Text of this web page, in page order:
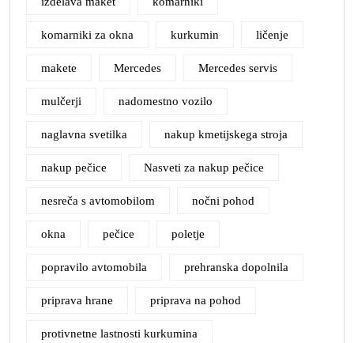
komarniki za okna kurkumin ličenje
makete Mercedes Mercedes servis
mulčerji nadomestno vozilo
naglavna svetilka nakup kmetijskega stroja
nakup pečice Nasveti za nakup pečice
nesreča s avtomobilom nočni pohod
okna pečice poletje
popravilo avtomobila prehranska dopolnila
priprava hrane priprava na pohod
protivnetne lastnosti kurkumina